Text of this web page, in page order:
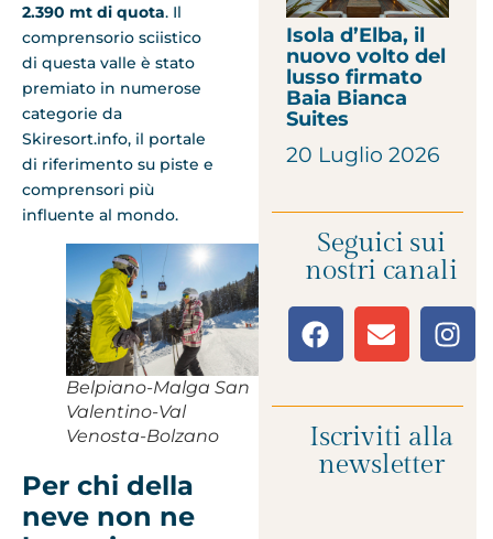
2.390 mt di quota. Il
comprensorio sciistico
di questa valle è stato
premiato in numerose
categorie da
Skiresort.info, il portale
di riferimento su piste e
comprensori più
influente al mondo.
Belpiano-Malga San
Valentino-Val
Venosta-Bolzano
Per chi della
neve non ne
Isola d’Elba, il
nuovo volto del
lusso firmato
Baia Bianca
Suites
20 Luglio 2026
Seguici sui
nostri canali
Iscriviti alla
newsletter